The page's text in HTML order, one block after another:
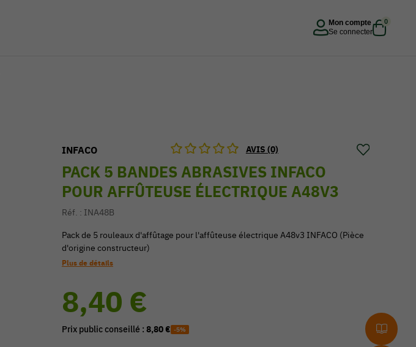
Mon compte
Se connecter
0
INFACO AVIS (0)
PACK 5 BANDES ABRASIVES INFACO
POUR AFFÛTEUSE ÉLECTRIQUE A48V3
Réf. : INA48B
Pack de 5 rouleaux d'affûtage pour l'affûteuse électrique A48v3 INFACO (Pièce
d'origine constructeur)
Plus de détails
8,40 €
Prix public conseillé : 8,80 € -5%